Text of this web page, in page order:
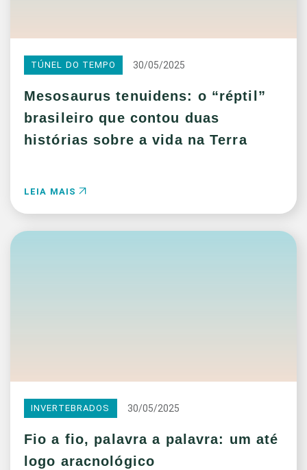
TÚNEL DO TEMPO 30/05/2025
Mesosaurus tenuidens: o “réptil”
brasileiro que contou duas
histórias sobre a vida na Terra
LEIA MAIS
INVERTEBRADOS 30/05/2025
Fio a fio, palavra a palavra: um até
logo aracnológico